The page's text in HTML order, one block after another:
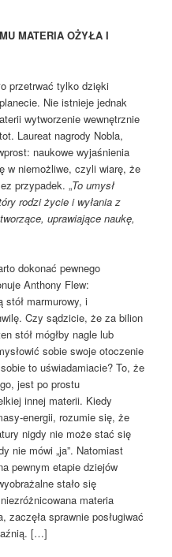
MATERIA OŻYŁA I
przetrwać tylko dzięki
Nie istnieje jednak
wytworzenie wewnętrznie
Laureat nagrody Nobla,
naukowe wyjaśnienia
w niemożliwe, czyli wiarę, że
przypadek. „To umysł
rodzi życie i wyłania z
uprawiające naukę,
dokonać pewnego
Anthony Flew:
stół marmurowy, i
Czy sądzicie, że za bilion
stół mógłby nagle lub
sobie swoje otoczenie
to uświadamiacie? To, że
jest po prostu
innej materii. Kiedy
energii, rozumie się, że
nigdy nie może stać się
nie mówi „ja”. Natomiast
pewnym etapie dziejów
stało się
materia
zaczęła sprawnie posługiwać
[…]